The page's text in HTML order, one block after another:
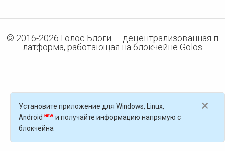
© 2016-2026 Голос Блоги — децентрализованная п
латформа, работающая на блокчейне Golos
×
Установите приложение для Windows, Linux,
Android
и получайте информацию напрямую с
блокчейна